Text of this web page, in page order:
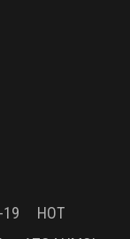
19
HOT